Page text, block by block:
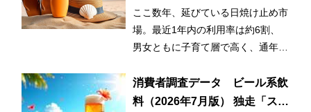
の利用率が3割増！ 日常的かつ
早期化・長期化する日焼け止め
市場
ここ数年、延びている日焼け止め市
場。最近1年内の利用率は約6割、
男女ともに子育て層で高く、通年利
とつの要因となっている。
消費者調査データ ビール系飲
料（2026年7月版） 独走「スー